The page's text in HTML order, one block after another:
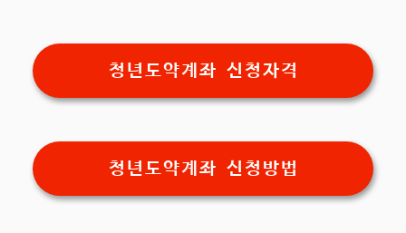
청년도약계좌 신청자격
청년도약계좌 신청방법